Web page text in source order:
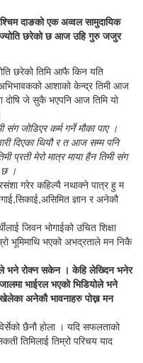
दाङको एक अव्वल सामुदायिक
ज्योति छरेको छ आज उहि गुरु जजुर
छरेको तिमि आफै किन यति
अभिभावकको आशाको केन्द्र तिमी आज
दोषि जे सुकै भएपनि आज तिमि यो
जोडिएर कर्म गर्ने मौका पाए ।
दिएका थियौ र त आज सम्म पनि
प्रती मेरो मात्र माया हैन तिमी संग
छ ।
गरेर कहिल्यै नथाक्ने पात्र हु म
ज्ञान र अनेकौ
जिवन भोगाईको उचित शिक्षा
भूमिमाथि भएको अभद्रताले मन निकै
भने रोक्न सकेन । केहि लेख्दिन भनेर
भाईरल भएको भिडियोले भने
अनेकौ भावनाहरु पोख्न मन
छैनौ होला । यदि सफलताको
तिमिलाई तिम्रो परिचय याद